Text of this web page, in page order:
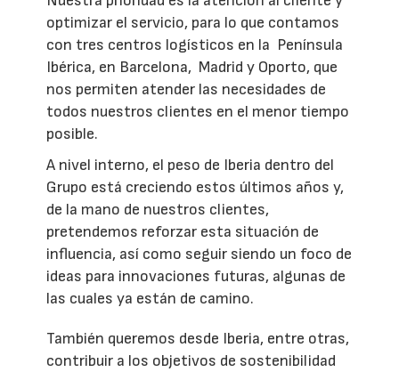
optimizar el servicio, para lo que contamos
con tres centros logísticos en la Península
Ibérica, en Barcelona, Madrid y Oporto, que
nos permiten atender las necesidades de
todos nuestros clientes en el menor tiempo
posible.
A nivel interno, el peso de Iberia dentro del
Grupo está creciendo estos últimos años y,
de la mano de nuestros clientes,
pretendemos reforzar esta situación de
influencia, así como seguir siendo un foco de
ideas para innovaciones futuras, algunas de
las cuales ya están de camino.
También queremos desde Iberia, entre otras,
contribuir a los objetivos de sostenibilidad